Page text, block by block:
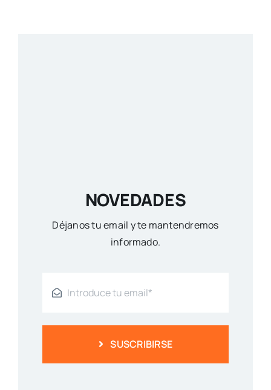
NOVEDADES
Déjanos tu email y te mantendremos
informado.
SUSCRIBIRSE